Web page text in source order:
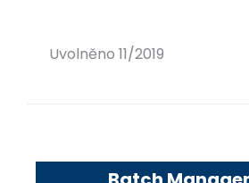
Uvolněno 11/2019